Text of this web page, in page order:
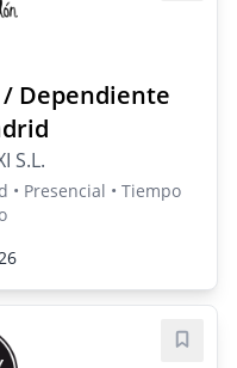
Dependiente
S.L.
Presencial • Tiempo